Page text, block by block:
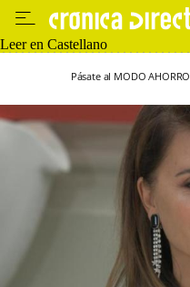
Leer en Castellano
Pásate al MODO AHORRO